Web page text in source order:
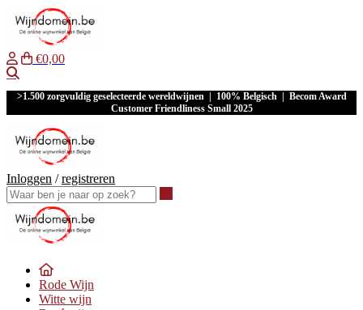
€0,00
>1.500 zorgvuldig geselecteerde wereldwijnen | 100% Belgisch | Becom Award
Customer Friendliness Small 2025
Inloggen /registreren
Rode Wijn
Witte wijn